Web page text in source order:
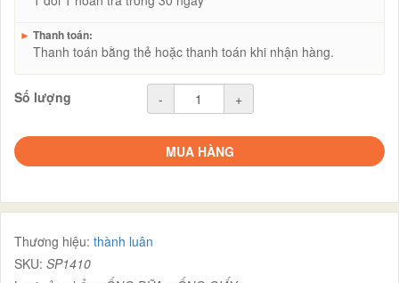
► Thanh toán:
Thanh toán bằng thẻ hoặc thanh toán khi nhận hàng.
Số lượng - +
MUA HÀNG
Thương hiệu: thành luân
SKU: SP1410